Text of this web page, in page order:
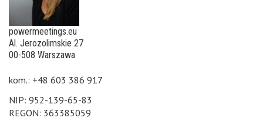
powermeetings.eu
Al. Jerozolimskie 27
00-508 Warszawa
kom.: +48 603 386 917
NIP: 952-139-65-83
REGON: 363385059